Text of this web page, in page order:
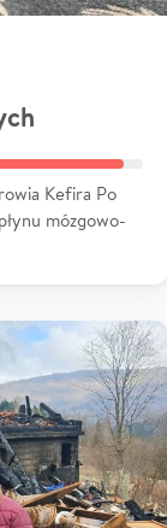
Kefira Po
mózgowo-